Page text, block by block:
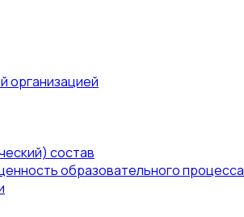
организацией
состав
образовательного процесса